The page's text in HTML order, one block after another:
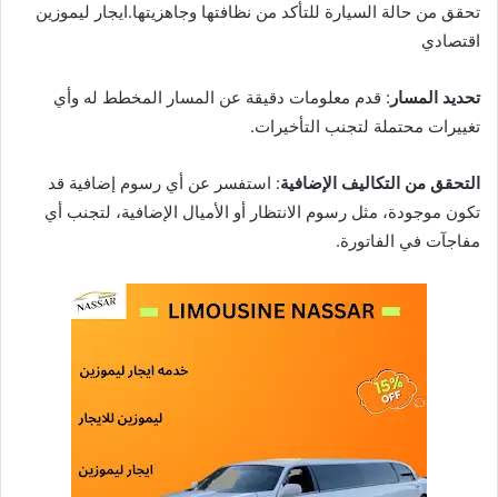
تحقق من حالة السيارة للتأكد من نظافتها وجاهزيتها.ايجار ليموزين
اقتصادي
تحديد المسار : قدم معلومات دقيقة عن المسار المخطط له وأي
تغييرات محتملة لتجنب التأخيرات.
التحقق من التكاليف الإضافية: استفسر عن أي رسوم إضافية قد
تكون موجودة، مثل رسوم الانتظار أو الأميال الإضافية، لتجنب أي
مفاجآت في الفاتورة.